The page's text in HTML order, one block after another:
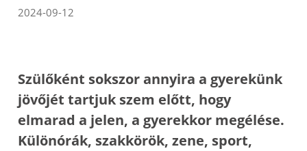
2024-09-12
Szülőként sokszor annyira a gyerekünk
jövőjét tartjuk szem előtt, hogy
elmarad a jelen, a gyerekkor megélése.
Különórák, szakkörök, zene, sport,